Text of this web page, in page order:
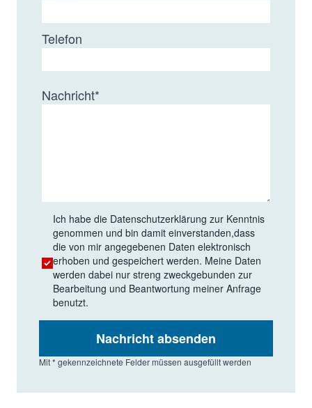
Telefon
Nachricht*
Ich habe die Datenschutzerklärung zur Kenntnis
genommen und bin damit einverstanden,dass
die von mir angegebenen Daten elektronisch
erhoben und gespeichert werden. Meine Daten
werden dabei nur streng zweckgebunden zur
Bearbeitung und Beantwortung meiner Anfrage
benutzt.
Nachricht absenden
Mit * gekennzeichnete Felder müssen ausgefüllt werden